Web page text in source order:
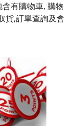
有購物車, 購物
貨,訂單查詢及會